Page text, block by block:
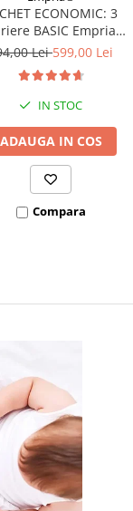
ECONOMIC: 3
BASIC Empria
pat 180X200 cm +
Lei599,00 Lei
IN STOC
ADAUGA IN COS
Compara